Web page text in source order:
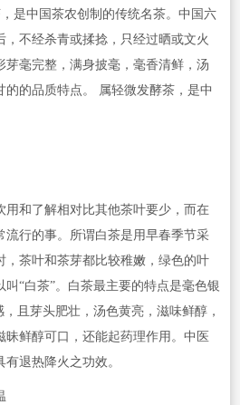
中国茶农创制的传统名茶。中国六
，不经杀青或揉捻，只经过晒或文火
芽毫完整，满身披毫，毫香清鲜，汤
的的品质特点。 属轻微发酵茶，是中
和了解相对比其他茶叶要少，而在
流行的事。所谓白茶是用早春季节采
，茶叶和茶芽都比较稚嫩，绿色的叶
“白茶”。白茶最主要的特点是毫色银
且芽头肥壮，汤色黄亮，滋味鲜醇，
昧鲜醇可口，还能起药理作用。中医
退热降火之功效。